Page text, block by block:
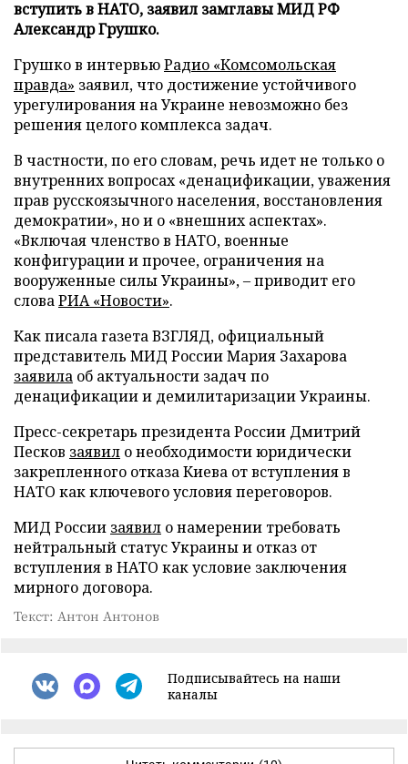
вступить в НАТО, заявил замглавы МИД РФ
Александр Грушко.
Грушко в интервьюРадио «Комсомольская
правда» заявил, что достижение устойчивого
урегулирования на Украине невозможно без
решения целого комплекса задач.
В частности, по его словам, речь идет не только о
внутренних вопросах «денацификации, уважения
прав русскоязычного населения, восстановления
демократии», но и о «внешних аспектах».
«Включая членство в НАТО, военные
конфигурации и прочее, ограничения на
вооруженные силы Украины», – приводит его
словаРИА «Новости».
Как писала газета ВЗГЛЯД, официальный
представитель МИД России Мария Захарова
заявила об актуальности задач по
денацификации и демилитаризации Украины.
Пресс-секретарь президента России Дмитрий
Песков заявил о необходимости юридически
закрепленного отказа Киева от вступления в
НАТО как ключевого условия переговоров.
МИД России заявил о намерении требовать
нейтральный статус Украины и отказ от
вступления в НАТО как условие заключения
мирного договора.
Текст: Антон Антонов
Подписывайтесь на наши
каналы